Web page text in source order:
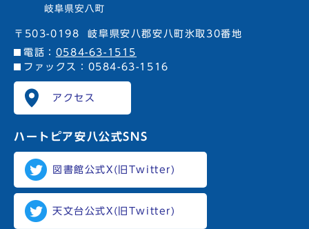
〒503-0198
岐阜県安八郡安八町氷取30番地
電話： 0584-63-1515
ファックス：0584-63-1516
アクセス
ハートピア安八公式SNS
図書館公式X(旧Twitter)
天文台公式X(旧Twitter)